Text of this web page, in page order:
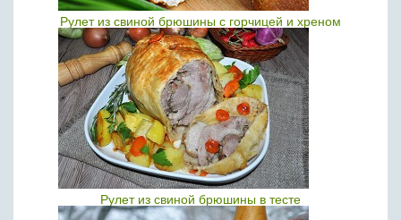
Рулет из свиной брюшины с горчицей и хреном
Рулет из свиной брюшины в тесте